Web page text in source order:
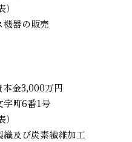
機器の販売
金3,000万円
字町6番1号
及び炭素繊維加工